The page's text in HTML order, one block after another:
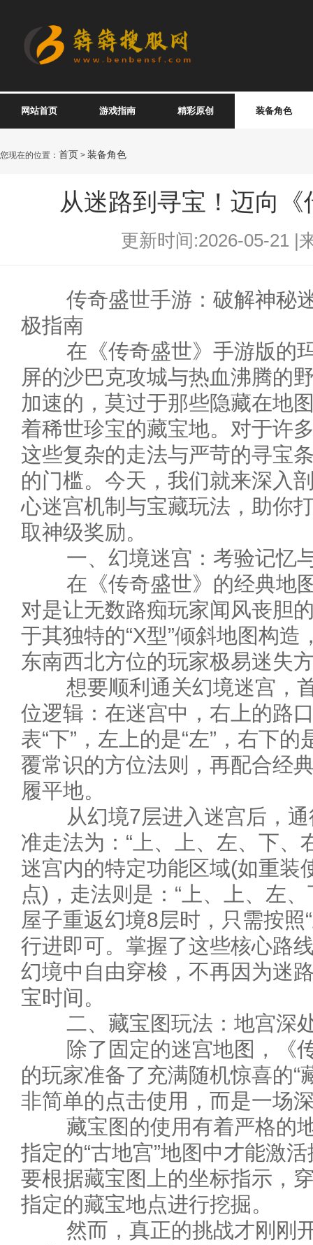
网站首页 游戏指南 精彩原创 装备角色
您现在的位置： 首页 > 装备角色
从迷路到寻宝！迈向
更新时间:2026-05-21 |
传奇盛世手游：破解神秘
极指南
在《传奇盛世》手游版的
屏的沙巴克攻城与热血沸腾的
加速的，莫过于那些隐藏在地
着稀世珍宝的藏宝地。对于许
这些复杂的走法与严苛的寻宝
的门槛。今天，我们就来深入
心迷宫机制与宝藏玩法，助你
取神级奖励。
一、幻境迷宫：考验记忆与
在《传奇盛世》的经典地图
对是让无数路痴玩家闻风丧胆
于其独特的“X型”倾斜地图构
东南西北方位的玩家极易迷失
想要顺利通关幻境迷宫，
位逻辑：在迷宫中，右上的路
表“下”，左上的是“左”，右下
覆常识的方位法则，再配合经
履平地。
从幻境7层进入迷宫后，通
准走法为：“上、上、左、下、
迷宫内的特定功能区域(如重装
点)，走法则是：“上、上、左
屋子重返幻境8层时，只需按照
行进即可。掌握了这些核心路
幻境中自由穿梭，不再因为迷
宝时间。
二、藏宝图玩法：地宫深
除了固定的迷宫地图，《
的玩家准备了充满随机惊喜的“
非简单的点击使用，而是一场
藏宝图的使用有着严格的
指定的“古地宫”地图中才能激
要根据藏宝图上的坐标指示，
指定的藏宝地点进行挖掘。
然而，真正的挑战才刚刚